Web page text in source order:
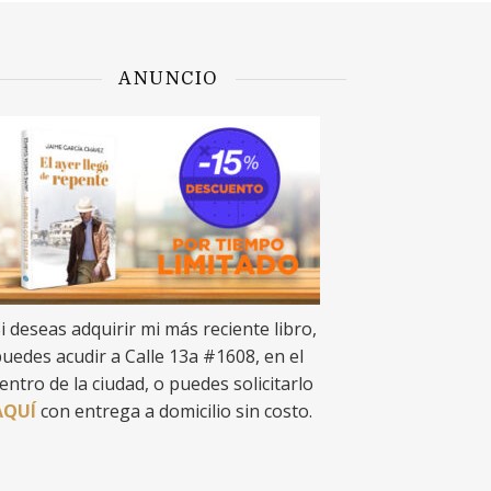
ANUNCIO
deseas adquirir mi más reciente libro,
acudir a Calle 13a #1608, en el
de la ciudad, o puedes solicitarlo
con entrega a domicilio sin costo.